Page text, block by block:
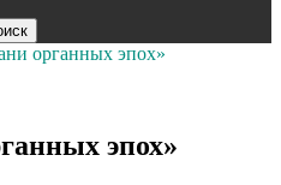
органных эпох»
эпох»